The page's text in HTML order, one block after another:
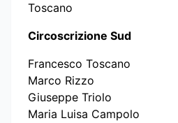
Toscano
Circoscrizione Sud
Francesco Toscano
Marco Rizzo
Giuseppe Triolo
Maria Luisa Campolo